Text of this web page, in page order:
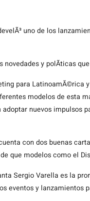
uno de los
y polÃ­ticas
para LatinoamÃ©rica
modelos de esta
nuevos impulsos
con dos buenas
que modelos como el
Sergio Varella es la
eventos y lanzamientos